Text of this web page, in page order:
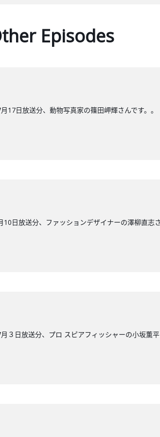
Episodes
日放送分、動物写真家の篠田岬輝さんです。。
日放送分、ファッションデザイナーの澤柳直志さ
３日放送分、プロ スピアフィッシャーの小坂薫平